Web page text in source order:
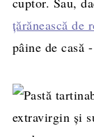
țărănească de
pâine de casă